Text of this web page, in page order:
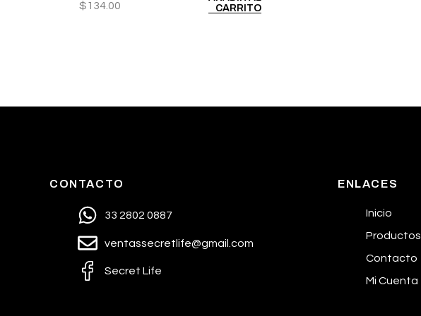
$134.00
CARRITO
CONTACTO
33 2802 0887
ventassecretlife@gmail.com
Secret Life
ENLACES
Inicio
Productos
Contacto
Mi Cuenta